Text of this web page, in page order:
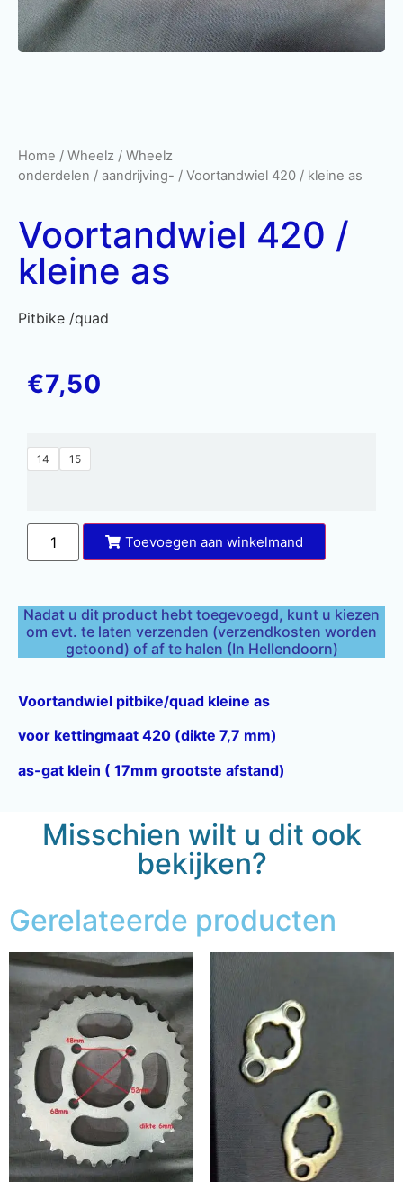
Home / Wheelz / Wheelz
onderdelen / aandrijving- / Voortandwiel 420 / kleine as
Voortandwiel 420 /
kleine as
Pitbike /quad
€7,50
14 15
Toevoegen aan winkelmand
Nadat u dit product hebt toegevoegd, kunt u kiezen
om evt. te laten verzenden (verzendkosten worden
getoond) of af te halen (In Hellendoorn)
Voortandwiel pitbike/quad kleine as
voor kettingmaat 420 (dikte 7,7 mm)
as-gat klein ( 17mm grootste afstand)
Misschien wilt u dit ook
bekijken?
Gerelateerde producten